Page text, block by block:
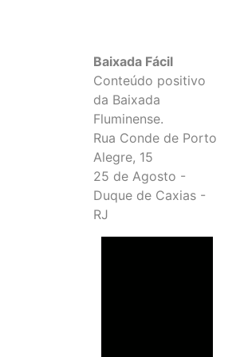
Baixada Fácil
Conteúdo positivo
da Baixada
Fluminense.
Rua Conde de Porto
Alegre, 15
25 de Agosto -
Duque de Caxias -
RJ